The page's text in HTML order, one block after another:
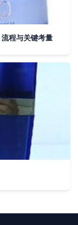
程与关键考量